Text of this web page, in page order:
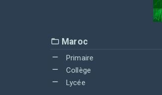
Maroc
Primaire
Collège
Lycée